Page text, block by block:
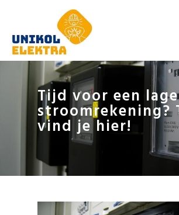
content
Tijd voor een
stroomrekening?
vind je hier!